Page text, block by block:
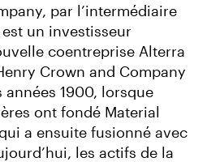
par l’intermédiaire
un investisseur
coentreprise Alterra
Crown and Company
1900, lorsque
ont fondé Material
a ensuite fusionné avec
les actifs de la